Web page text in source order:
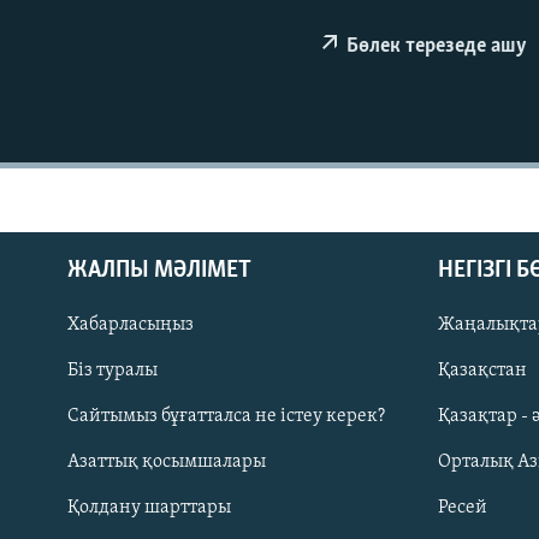
Русский
Бөлек терезеде ашу
ЖАЛПЫ МӘЛІМЕТ
Хабарласыңыз
Біз туралы
Сайтымыз бұғатталса не істеу керек?
Азаттық қосымшалары
Қолдану шарттары
НЕГІЗГІ
Қазақстан
Қазақтар -
Орталық
Ресей